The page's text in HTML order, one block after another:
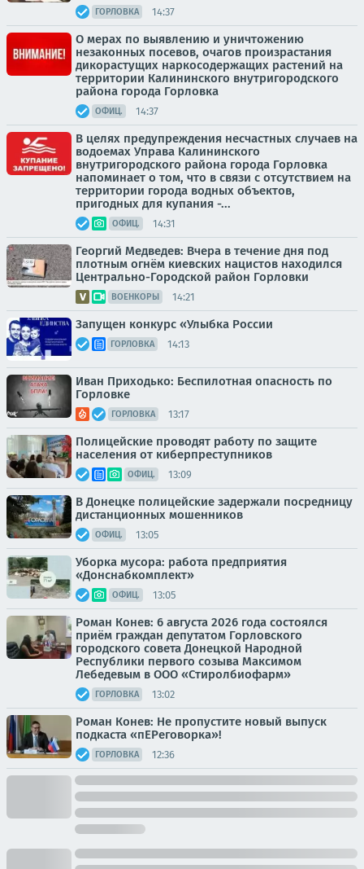
ГОРЛОВКА 14:37
О мерах по выявлению и уничтожению
незаконных посевов, очагов произрастания
дикорастущих наркосодержащих растений на
территории Калининского внутригородского
района города Горловка
ОФИЦ. 14:37
В целях предупреждения несчастных случаев на
водоемах Управа Калининского
внутригородского района города Горловка
напоминает о том, что в связи с отсутствием на
территории города водных объектов,
пригодных для купания -...
ОФИЦ. 14:31
Георгий Медведев: Вчера в течение дня под
плотным огнём киевских нацистов находился
Центрально-Городской район Горловки
ВОЕНКОРЫ 14:21
Запущен конкурс «Улыбка России
ГОРЛОВКА 14:13
Иван Приходько: Беспилотная опасность по
Горловке
ГОРЛОВКА 13:17
Полицейские проводят работу по защите
населения от киберпреступников
ОФИЦ. 13:09
В Донецке полицейские задержали посредницу
дистанционных мошенников
ОФИЦ. 13:05
Уборка мусора: работа предприятия
«Донснабкомплект»
ОФИЦ. 13:05
Роман Конев: 6 августа 2026 года состоялся
приём граждан депутатом Горловского
городского совета Донецкой Народной
Республики первого созыва Максимом
Лебедевым в ООО «Стиролбиофарм»
ГОРЛОВКА 13:02
Роман Конев: Не пропустите новый выпуск
подкаста «пЕРеговорка»!
ГОРЛОВКА 12:36